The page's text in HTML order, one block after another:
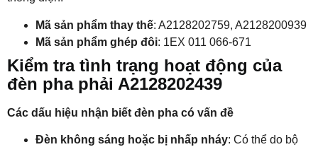
Mã sản phẩm thay thế: A2128202759, A2128200939
Mã sản phẩm ghép đôi: 1EX 011 066-671
Kiểm tra tình trạng hoạt động của
đèn pha phải A2128202439
Các dấu hiệu nhận biết đèn pha có vấn đề
Đèn không sáng hoặc bị nhấp nháy: Có thể do bộ